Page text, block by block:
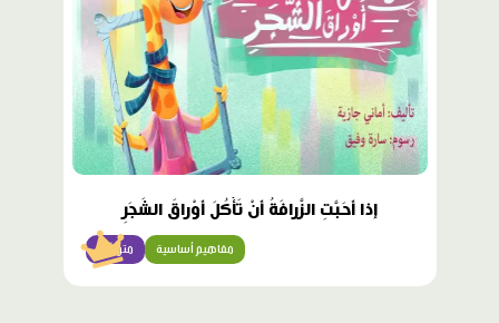
إِذا أَحَبَّتِ الزَّرافَةُ أَنْ تَأْكُلَ أَوْراقَ الشَجَرِ
متوسّط مفاهيم أساسية